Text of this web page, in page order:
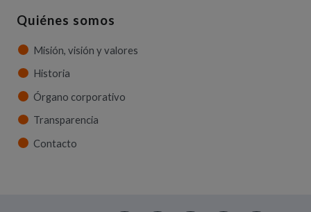
Quiénes somos
Misión, visión y valores
Historia
Órgano corporativo
Transparencia
Contacto